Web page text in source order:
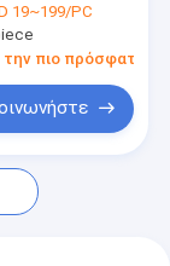
12V
19~199/PC
πιο πρόσφατη